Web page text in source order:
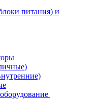
питания) и